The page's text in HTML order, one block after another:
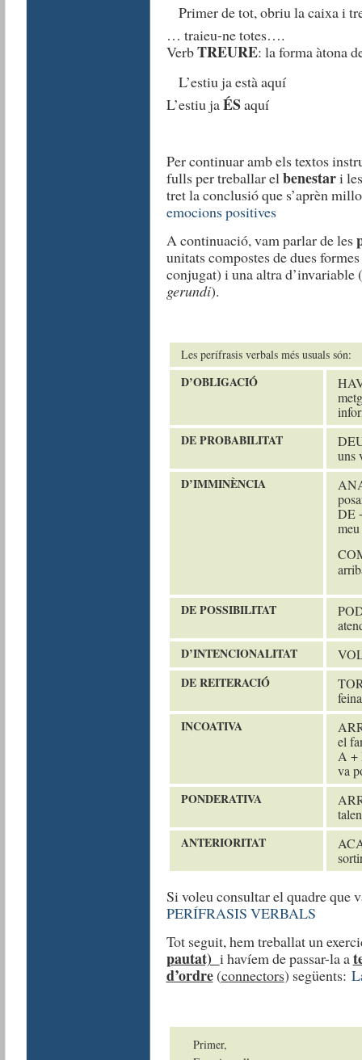
Primer de tot, obriu la caixa i
… traieu-ne totes….
VerbTREURE: la forma àtona
L’estiu ja està aquí
L’estiu jaÉSaquí
Per continuar amb els textos
fulls per treballar elbenestari
tret la conclusió que s’aprèn
emocions positives
A continuació, vam parlar de les
unitats compostes de dues
conjugat) i una altra d’invariable
gerundi).
Les perífrasis verbals més usuals són:
D’OBLIGACIÓ
DE PROBABILITAT
uns
D’IMMINÈNCIA
DE
DE POSSIBILITAT
D’INTENCIONALITAT
DE REITERACIÓ
INCOATIVA
el
A +
va
PONDERATIVA
ANTERIORITAT
Si voleu consultar el quadre que
PERÍFRASIS VERBALS
Tot seguit, hem treballat un
pautat) i havíem de passar-la a
d’ordre(connectors) següents:
Primer,